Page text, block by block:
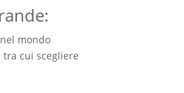
mondo
tra cui scegliere